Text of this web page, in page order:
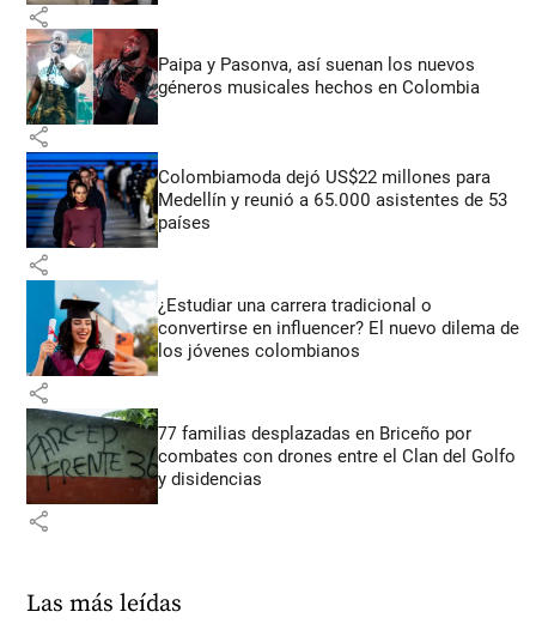
share
Paipa y Pasonva, así suenan los nuevos
géneros musicales hechos en Colombia
share
Colombiamoda dejó US$22 millones para
Medellín y reunió a 65.000 asistentes de 53
países
share
¿Estudiar una carrera tradicional o
convertirse en influencer? El nuevo dilema de
los jóvenes colombianos
share
77 familias desplazadas en Briceño por
combates con drones entre el Clan del Golfo
y disidencias
share
Las más leídas